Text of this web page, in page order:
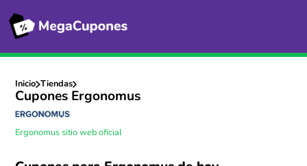
Inicio Tiendas
Cupones Ergonomus
Ergonomus sitio web oficial